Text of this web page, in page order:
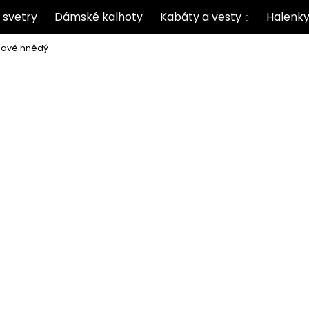
svetry Dámské kalhoty Kabáty a vesty
hnědý